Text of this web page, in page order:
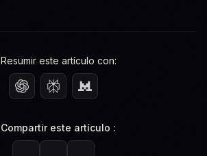
Resumir este artículo con:
Compartir este artículo :